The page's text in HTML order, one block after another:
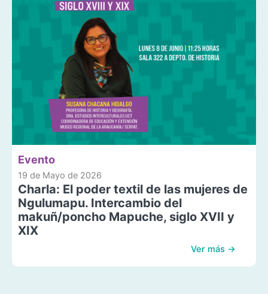
Evento
19 de Mayo de 2026
Charla: El poder textil de las mujeres de
Ngulumapu. Intercambio del
makuñ/poncho Mapuche, siglo XVII y
XIX
Ver más →